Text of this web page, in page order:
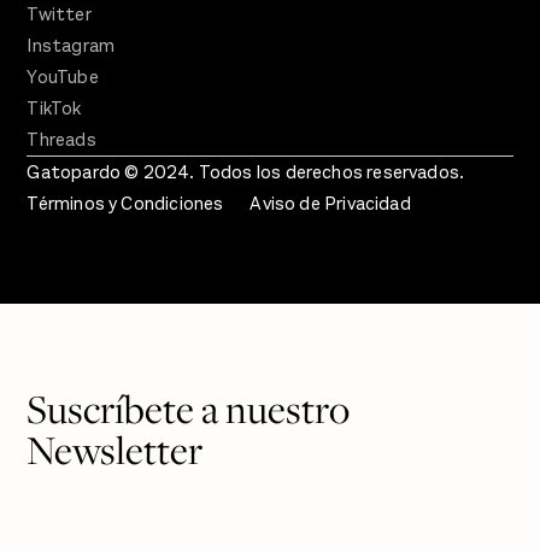
Twitter
Instagram
YouTube
TikTok
Threads
Gatopardo © 2024. Todos los derechos reservados.
Términos y Condiciones
Aviso de Privacidad
Suscríbete a nuestro
Newsletter